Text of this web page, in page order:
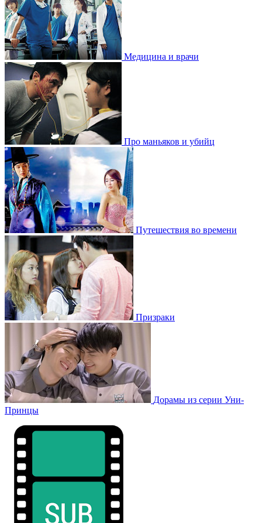
Медицина и врачи
Про маньяков и убийц
Путешествия во времени
Призраки
Дорамы из серии Уни-
Принцы